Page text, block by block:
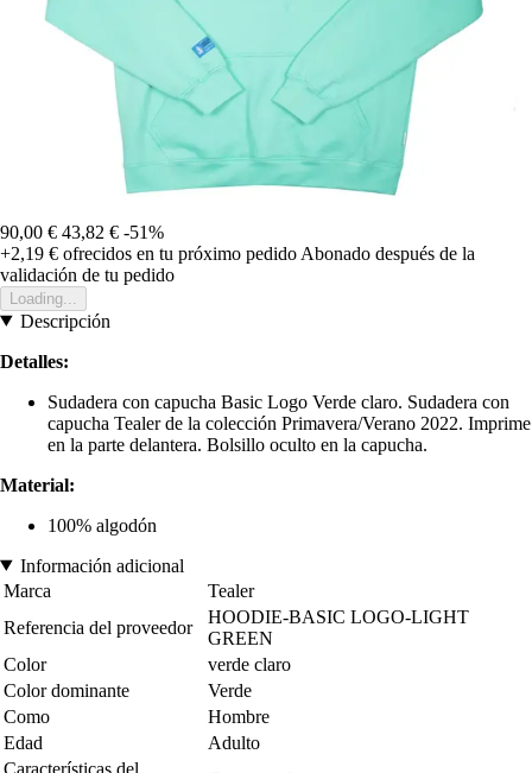
90,00 € 43,82 € -51%
+2,19 € ofrecidos en tu próximo pedido Abonado después de la
validación de tu pedido
Loading...
Descripción
Detalles:
Sudadera con capucha Basic Logo Verde claro. Sudadera con
capucha Tealer de la colección Primavera/Verano 2022. Imprime
en la parte delantera. Bolsillo oculto en la capucha.
Material:
100% algodón
Información adicional
Marca
Tealer
Referencia del proveedor
HOODIE-BASIC LOGO-LIGHT
GREEN
Color
verde claro
Color dominante
Verde
Como
Hombre
Edad
Adulto
Características del